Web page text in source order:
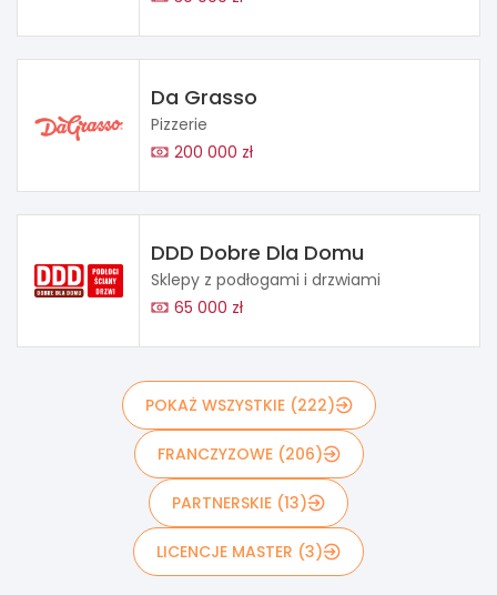
Da Grasso
Pizzerie
200 000 zł
DDD Dobre Dla Domu
Sklepy z podłogami i drzwiami
65 000 zł
POKAŻ WSZYSTKIE (222)
FRANCZYZOWE (206)
PARTNERSKIE (13)
LICENCJE MASTER (3)